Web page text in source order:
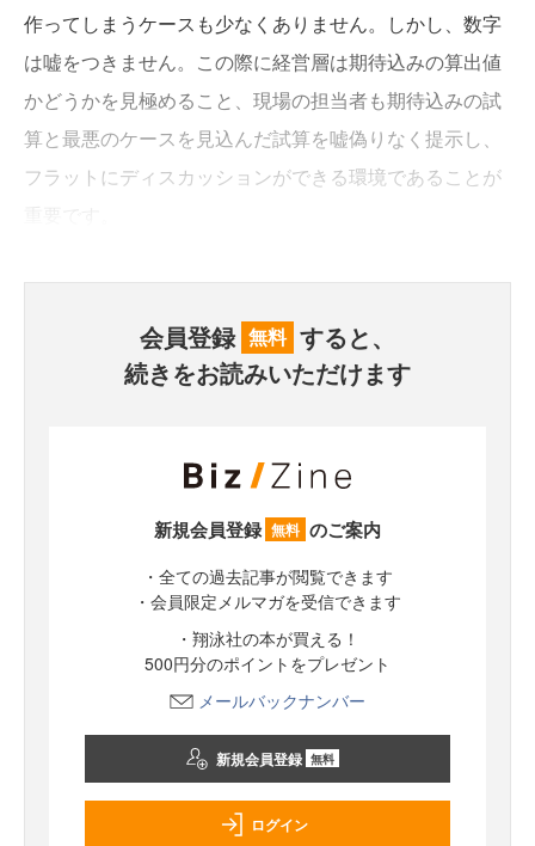
作ってしまうケースも少なくありません。しかし、数字
は嘘をつきません。この際に経営層は期待込みの算出値
かどうかを見極めること、現場の担当者も期待込みの試
算と最悪のケースを見込んだ試算を嘘偽りなく提示し、
フラットにディスカッションができる環境であることが
会員登録 無料 すると、
続きをお読みいただけます
新規会員登録 無料 のご案内
・全ての過去記事が閲覧できます
・会員限定メルマガを受信できます
・翔泳社の本が買える！
500円分のポイントをプレゼント
メールバックナンバー
新規会員登録 無料
ログイン